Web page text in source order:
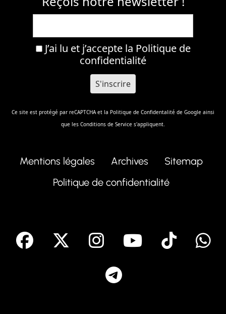
J’ai lu et j’accepte la Politique de
confidentialité
Ce site est protégé par reCAPTCHA et la Politique de Confidentalité de Google ainsi
que les Conditions de Service s'appliquent.
Mentions légales Archives
Sitemap
Politique de confidentialité
facebook Instagram
Youtube
Tik